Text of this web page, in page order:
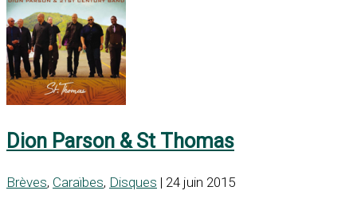
Dion Parson & St Thomas
Brèves, Caraïbes, Disques | 24 juin 2015